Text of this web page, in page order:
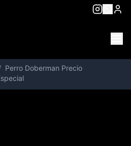
Perro Doberman Precio